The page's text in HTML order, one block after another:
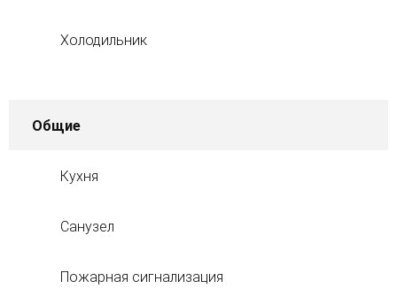
Холодильник
Общие
Кухня
Санузел
Пожарная сигнализация